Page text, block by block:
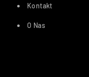
Kontakt
O Nas